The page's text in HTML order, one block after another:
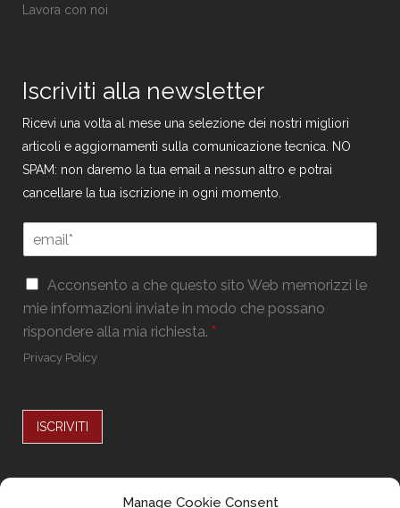
Manage Cookie Consent
Lavora con noi
Iscriviti alla newsletter
Ricevi una volta al mese una selezione dei nostri migliori
articoli e aggiornamenti sulla comunicazione tecnica. NO
SPAM: non daremo la tua email a nessun altro e potrai
cancellare la tua iscrizione in ogni momento.
G
P
R
G
D
P
G
m
l
G
P
R
*
Acconsento a che questo sito Web memorizzi le
mie informazioni inviate in modo che possano
rispondere alla mia richiesta. *
Privacy Policy
ISCRIVITI
Seguici su